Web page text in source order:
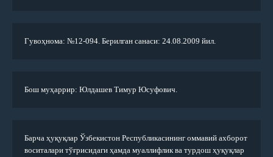
Гувоҳнома: №12-094. Берилган санаси: 24.08.2009 йил.
Бош муҳаррир: Юлдашев Тимур Юсуфович.
Барча ҳуқуқлар Ўзбекистон Республикасининг оммавий ахборот
воситалари тўғрисидаги ҳамда муаллифлик ва турдош ҳуқуқлар